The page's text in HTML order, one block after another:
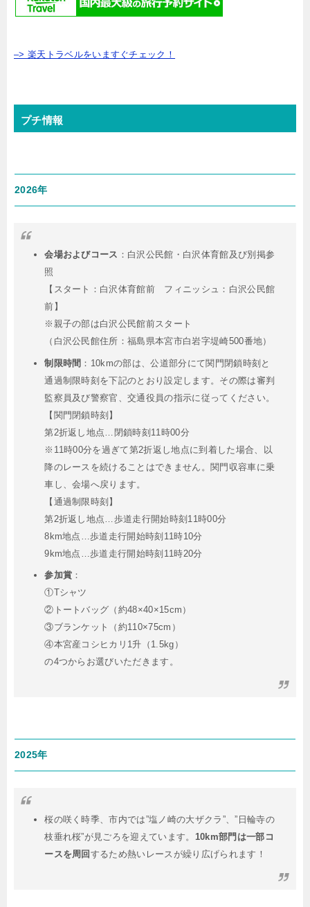
–> 楽天トラベルをいますぐチェック！
プチ情報
2026年
会場およびコース ： 白沢公民館・白沢体育館及び別掲参
照
【スタート：白沢体育館前 フィニッシュ：白沢公民館
前】
※親子の部は白沢公民館前スタート
（白沢公民館住所：福島県本宮市白岩字堤崎500番地）
制限時間 ：10kmの部は、公道部分にて関門閉鎖時刻と
通過制限時刻を下記のとおり設定します。その際は審判
監察員及び警察官、交通役員の指示に従ってください。
【関門閉鎖時刻】
第2折返し地点…閉鎖時刻11時00分
※11時00分を過ぎて第2折返し地点に到着した場合、以
降のレースを続けることはできません。関門収容車に乗
車し、会場へ戻ります。
【通過制限時刻】
第2折返し地点…歩道走行開始時刻11時00分
8km地点…歩道走行開始時刻11時10分
9km地点…歩道走行開始時刻11時20分
参加賞 ：
①Tシャツ
②トートバッグ（約48×40×15cm）
③ブランケット（約110×75cm）
④本宮産コシヒカリ1升（1.5kg）
の4つからお選びいただきます。
2025年
桜の咲く時季、市内では”塩ノ崎の大ザクラ”、”日輪寺の
枝垂れ桜”が見ごろを迎えています。 10km部門は一部コ
ースを周回 するため熱いレースが繰り広げられます！